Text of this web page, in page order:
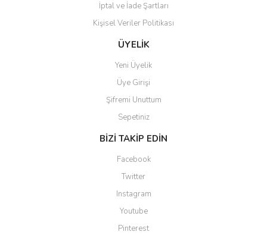
Gönder
İptal ve İade Şartları
Kişisel Veriler Politikası
ÜYELİK
Yeni Üyelik
Üye Girişi
Şifremi Unuttum
Sepetiniz
BİZİ TAKİP EDİN
Facebook
Twitter
Instagram
Youtube
Pinterest